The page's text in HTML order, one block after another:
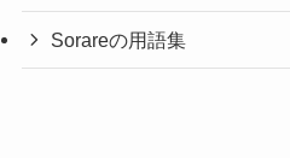
Sorareの用語集